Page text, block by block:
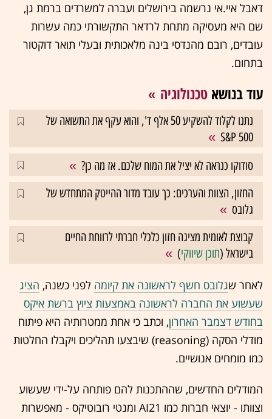
דאבל איי.אי נרשמה בירושלים ועברה למשרדים ברמת גן,
שם היא מעסיקה מתחת לרדאר התקשורתי כמה עשרות
עובדים, רובם מהנדסי בינה מלאכותית ובעלי תואר דוקטור
בתחום.
עוד בנושא טכנולוגיה
נתנו לקלוד להשקיע 50 אלף ד', והוא עקף את התשואה של
S&P 500
סודוקו כנראה לא יציל את המוח שלכם. אז מה כן?
החזון, הצוות והערכים: כך עובד מדור ההייטק המתחדש של
גלובס
קבוצת לאומית מציגה חזון כלכלי חברתי לרווחת החיים
בישראל (תוכן שיווקי)
לאחר שגלובס חשף לראשונה את קיומה לפני כשנה, הציג
שעשוע את החברה לראשונה באמצעות ציוץ ברשת איקס
בחודש דצמבר האחרון, וכתב כי אחת ממטרותיה היא פיתוח
מודלי הסקה (reasoning) שיבצעו תהליכים ויקבלו החלטות
כמו מומחים אנושיים.
המודלים החדשים, שההתכנות להם פותחה על-ידי שעשוע
וצוותו - יוצאי חברות כמו AI21 ומנטי רובוטיקס - מאפשרות